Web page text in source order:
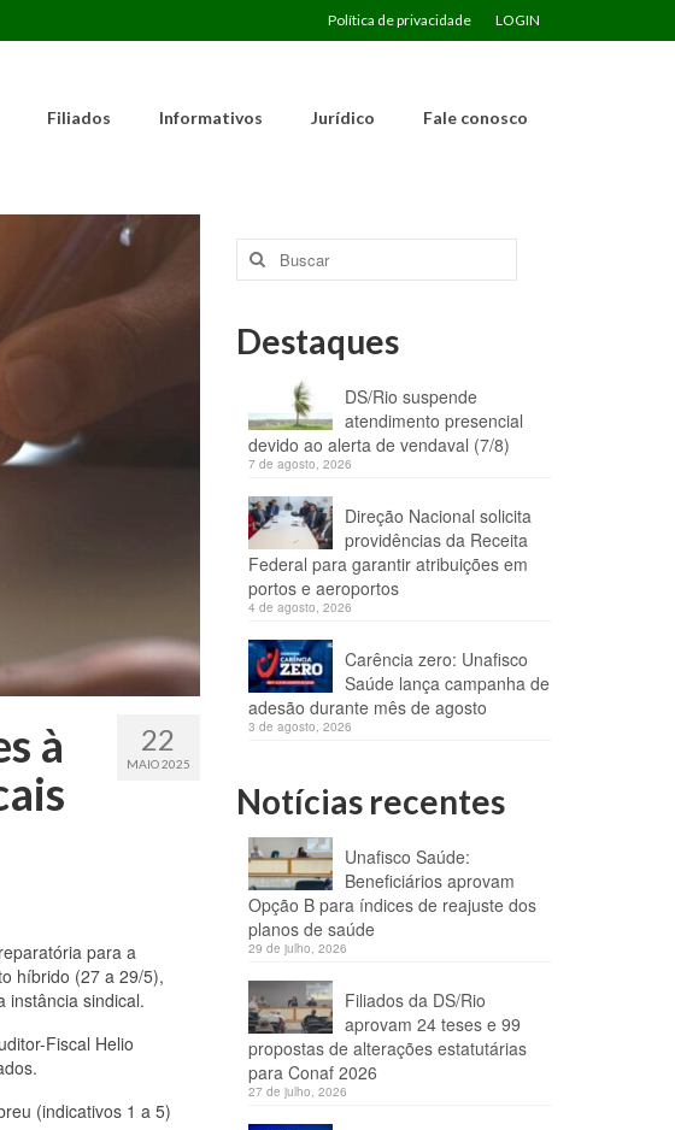
Política de privacidade LOGIN
Filiados Informativos Jurídico Fale conosco
22
MAIO 2025
à
para a
híbrido (27 a 29/5),
instância sindical.
Fiscal Helio
(indicativos 1 a 5)
Buscar
por:
Destaques
DS/Rio suspende
atendimento presencial
devido ao alerta de vendaval (7/8)
7 de agosto, 2026
Direção Nacional solicita
providências da Receita
Federal para garantir atribuições em
portos e aeroportos
4 de agosto, 2026
Carência zero: Unafisco
Saúde lança campanha de
adesão durante mês de agosto
3 de agosto, 2026
Notícias recentes
Unafisco Saúde:
Beneficiários aprovam
Opção B para índices de reajuste dos
planos de saúde
29 de julho, 2026
Filiados da DS/Rio
aprovam 24 teses e 99
propostas de alterações estatutárias
para Conaf 2026
27 de julho, 2026